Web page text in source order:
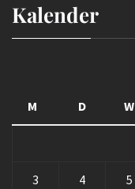
Kalender
M D W
3 4 5